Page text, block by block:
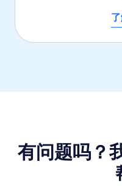
有问题吗？